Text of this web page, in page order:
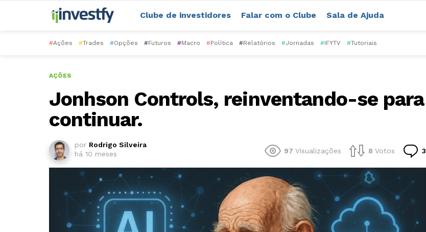
Clube de investidores Falar com o Clube Sala de Ajuda
#Ações #Trades #Opções #Futuros #Macro #Política #Relatórios #Jornadas #IFYTV #Tutoriais
AÇÕES
Jonhson Controls, reinventando-se para
continuar.
por Rodrigo Silveira
há 10 meses
97 Visualizações 8 Votos 3